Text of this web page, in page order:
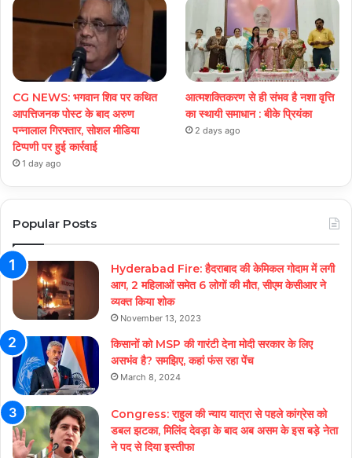
CG NEWS: भगवान शिव पर कथित
आपत्तिजनक पोस्ट के बाद अरुण
पन्नालाल गिरफ्तार, सोशल मीडिया
टिप्पणी पर हुई कार्रवाई
1 day ago
आत्मशक्तिकरण से ही संभव है नशा वृत्ति
का स्थायी समाधान : बीके प्रियंका
2 days ago
Popular Posts
Hyderabad Fire: हैदराबाद की केमिकल गोदाम में लगी
आग, 2 महिलाओं समेत 6 लोगों की मौत, सीएम केसीआर ने
व्यक्त किया शोक
November 13, 2023
किसानों को MSP की गारंटी देना मोदी सरकार के लिए
असभंव है? समझिए, कहां फंस रहा पेंच
March 8, 2024
Congress: राहुल की न्याय यात्रा से पहले कांग्रेस को
डबल झटका, मिलिंद देवड़ा के बाद अब असम के इस बड़े नेता
ने पद से दिया इस्तीफा